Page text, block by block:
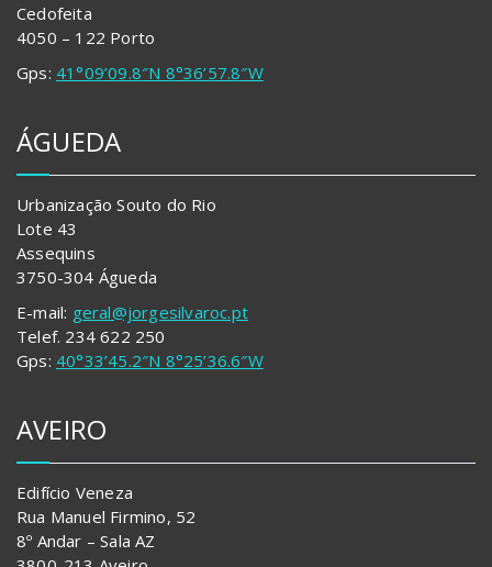
Cedofeita
4050 – 122 Porto
Gps: 41°09’09.8″N 8°36’57.8″W
ÁGUEDA
Urbanização Souto do Rio
Lote 43
Assequins
3750-304 Águeda
E-mail: geral@jorgesilvaroc.pt
Telef. 234 622 250
Gps: 40°33’45.2″N 8°25’36.6″W
AVEIRO
Edifício Veneza
Rua Manuel Firmino, 52
8º Andar – Sala AZ